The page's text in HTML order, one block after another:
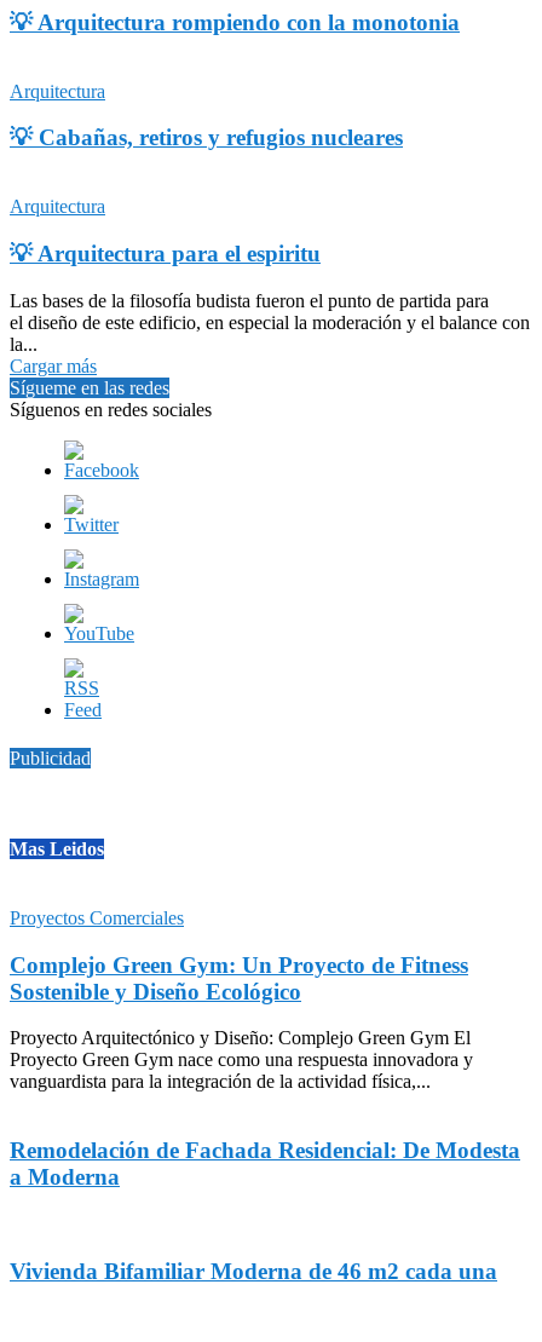
💡 Arquitectura rompiendo con la monotonia
Arquitectura
💡 Cabañas, retiros y refugios nucleares
Arquitectura
💡 Arquitectura para el espiritu
Las bases de la filosofía budista fueron el punto de partida para
el diseño de este edificio, en especial la moderación y el balance con
la...
Cargar más
Sígueme en las redes
Síguenos en redes sociales
Publicidad
Mas Leidos
Proyectos Comerciales
Complejo Green Gym: Un Proyecto de Fitness
Sostenible y Diseño Ecológico
Proyecto Arquitectónico y Diseño: Complejo Green Gym El
Proyecto Green Gym nace como una respuesta innovadora y
vanguardista para la integración de la actividad física,...
Remodelación de Fachada Residencial: De Modesta
a Moderna
Vivienda Bifamiliar Moderna de 46 m2 cada una